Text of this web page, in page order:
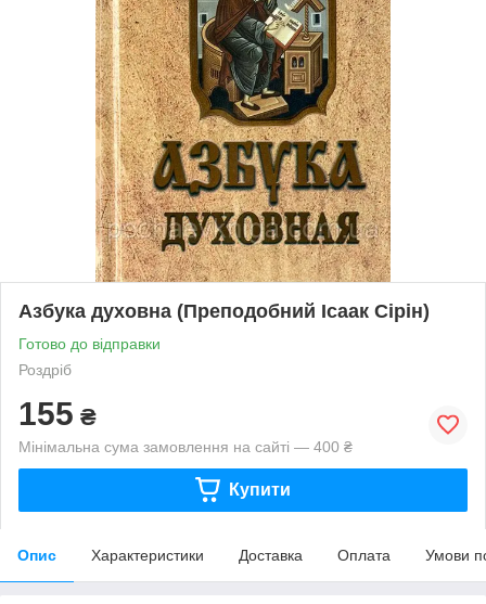
Азбука духовна (Преподобний Ісаак Сірін)
Готово до відправки
Роздріб
155 ₴
Мінімальна сума замовлення на сайті — 400 ₴
Купити
Опис Характеристики Доставка Оплата Умови